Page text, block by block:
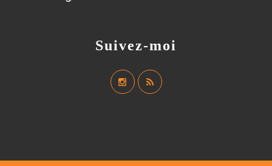
Suivez-moi